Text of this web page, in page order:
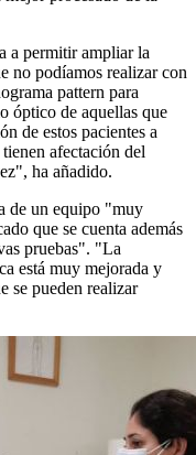
a permitir ampliar la
no podíamos realizar con
pattern para
óptico de aquellas que
de estos pacientes a
afectación del
ha añadido.
de un equipo "muy
que se cuenta además
pruebas". "La
está muy mejorada y
se pueden realizar